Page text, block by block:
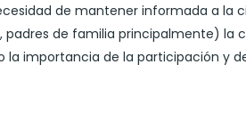
de mantener informada a la
de familia principalmente) la
la importancia de la participación y